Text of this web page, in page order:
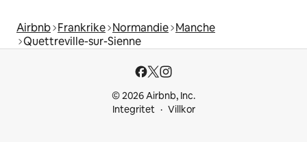
Airbnb Frankrike Normandie Manche
Quettreville-sur-Sienne
© 2026 Airbnb, Inc.
Integritet
Villkor